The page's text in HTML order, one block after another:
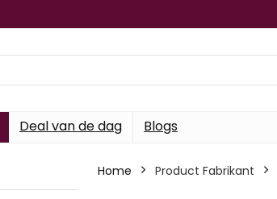
Deal van de dag Blogs
Home Product Fabrikant